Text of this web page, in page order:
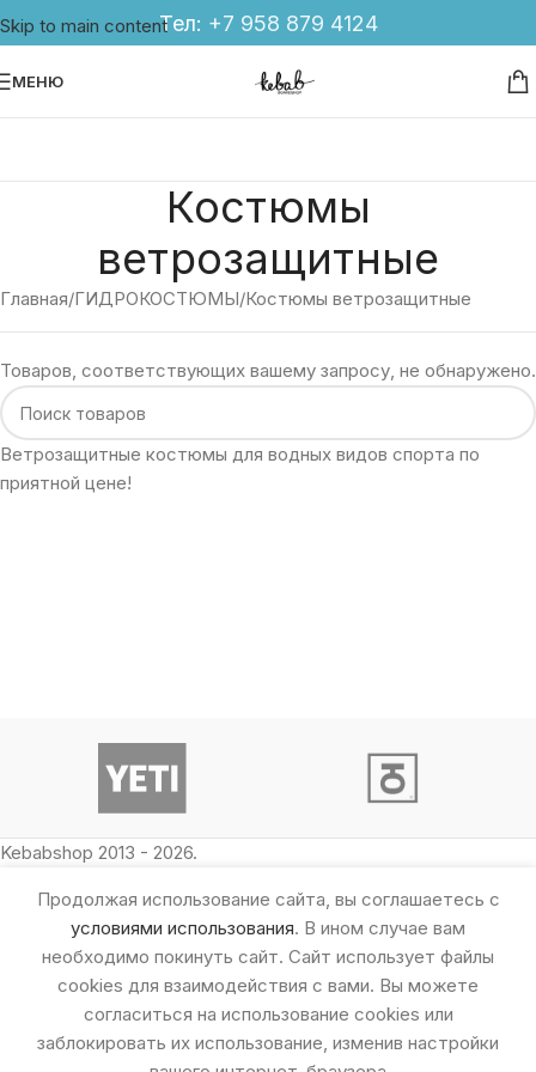
Skip to main contentТел: +7 958 879 4124
МЕНЮ
Костюмы
ветрозащитные
Главная ГИДРОКОСТЮМЫ Костюмы ветрозащитные
Товаров, соответствующих вашему запросу, не обнаружено.
Ветрозащитные костюмы для водных видов спорта по
приятной цене!
Kebabshop 2013 - 2026.
Продолжая использование сайта, вы соглашаетесь с
условиями использования. В ином случае вам
необходимо покинуть сайт. Сайт использует файлы
cookies для взаимодействия с вами. Вы можете
согласиться на использование cookies или
заблокировать их использование, изменив настройки